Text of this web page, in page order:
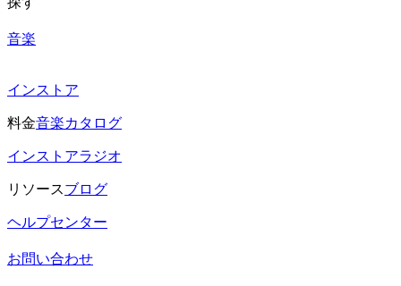
音楽
インストア
料金音楽カタログ
インストアラジオ
リソースブログ
ヘルプセンター
お問い合わせ